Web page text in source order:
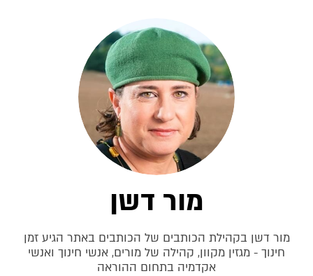
מור דשן
מור דשן בקהילת הכותבים של הכותבים באתר הגיע זמן
חינוך - מגזין מקוון, קהילה של מורים, אנשי חינוך ואנשי
אקדמיה בתחום ההוראה